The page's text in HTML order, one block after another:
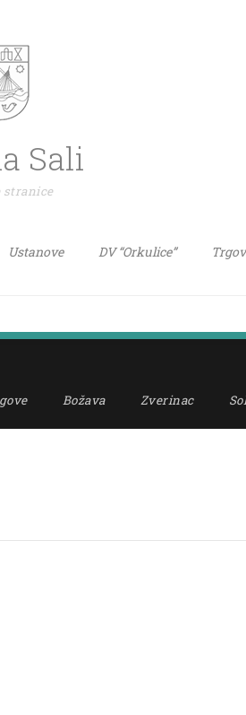
Sali
stranice
Ustanove DV “Orkulice”
Božava Zverinac